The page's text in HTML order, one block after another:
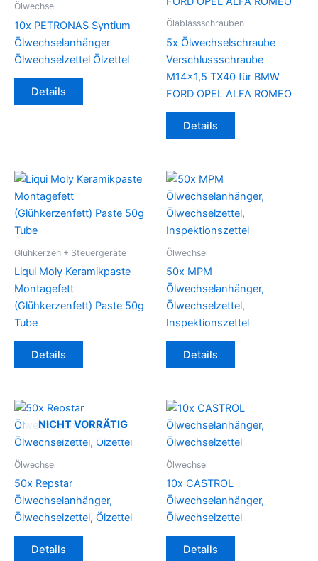
Ölwechsel
10x PETRONAS Syntium
Ölwechselanhänger
Ölwechselzettel Ölzettel
Details
Ölablassschrauben
5x Ölwechselschraube
Verschlussschraube
M14x1,5 TX40 für BMW
FORD OPEL ALFA ROMEO
Details
Glühkerzen + Steuergeräte
Liqui Moly Keramikpaste
Montagefett
(Glühkerzenfett) Paste 50g
Tube
Details
Ölwechsel
50x MPM
Ölwechselanhänger,
Ölwechselzettel,
Inspektionszettel
Details
NICHT VORRÄTIG
Ölwechsel
50x Repstar
Ölwechselanhänger,
Ölwechselzettel, Ölzettel
Details
Ölwechsel
10x CASTROL
Ölwechselanhänger,
Ölwechselzettel
Details